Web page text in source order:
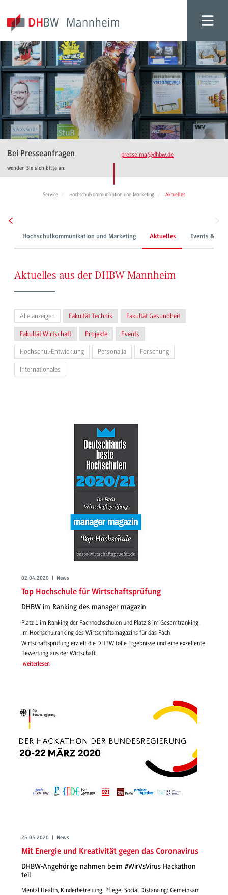
Bei Presseanfragen
wenden Sie sich bitte an:
presse.ma@dhbw.de
Service Hochschulkommunikation und Marketing Aktuelles
Hochschulkommunikation und Marketing Aktuelles Events &
Aktuelles aus der DHBW Mannheim
Alle anzeigen Fakultät Technik Fakultät Gesundheit
Fakultät Wirtschaft Projekte Events
Hochschul-Entwicklung Personalia Forschung
Internationales
02.04.2020 | News
Top Hochschule für Wirtschaftsprüfung
DHBW im Ranking des manager magazin
Platz 1 im Ranking der Fachhochschulen und Platz 8 im Gesamtranking.
Im Hochschulranking des Wirtschaftsmagazins für das Fach
Wirtschaftsprüfung erzielt die DHBW tolle Ergebnisse und eine exzellente
Bewertung aus der Wirtschaft.
weiterlesen
25.03.2020 | News
Mit Energie und Kreativität gegen das Coronavirus
DHBW-Angehörige nahmen beim #WirVsVirus Hackathon
teil
Mental Health, Kinderbetreuung, Pflege, Social Distancing: Gemeinsam